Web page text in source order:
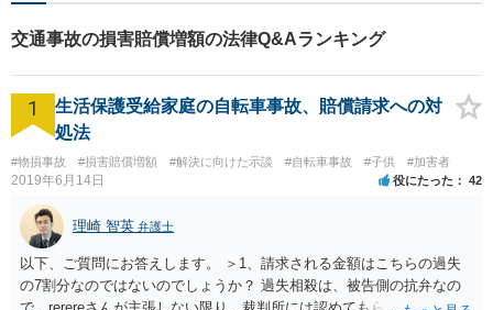
交通事故の損害賠償増額の法律Q&Aランキング
1
生活保護受給家庭の自転車事故、賠償請求への対
処法
#物損事故 #損害賠償増額 #解決に向けた示談 #自転車事故 #子供 #加害者
2019年6月14日 役にたった 42
理崎 智英 弁護士
以下、ご質問にお答えします。 ＞1、請求される金額はこちらの過失
の7割分なのではないのでしょうか？ 過失相殺は、被告側の抗弁なの